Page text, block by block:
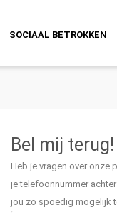
SOCIAAL BETROKKEN
Bel mij terug!
Heb je vragen over onze
je telefoonnummer
jou zo spoedig mogelijk